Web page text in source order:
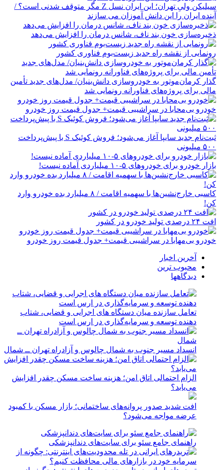
سیلیکن ولیِ تهران؛ این ایران نسل Z مگر متوقف شدنی است؟ /
آینده ایران را این دانش آموزان می سازند
ذخیره‌سازی خون بند ناف، شانس درمان را افزایش می‌دهد
رونمایی از نقشه راه جدید زیست‌بوم فناوری کشور
گذار کرمان‌موتور به خودروسازی دانش‌بنیان/ مدل‌های جدید تأمین
مالی برای پروژه‌های فناورانه رونمایی شد
خودرو بی‌محابا در سراشیبی قیمت+ جدول قیمت روز خودرو
ثبت‌نام جدید سایپا آغاز می‌شود؛ فروش کوئیک S با پیش‌پرداخت
۵۰۰ میلیونی
بازار خودرو برای خودروهای ۵-۱۰ میلیاردی آماده نیست!
کاسبی خارج‌نشین‌ها با سهمیه اقامت / ۸ میلیارد بده خودرو وارد
کن!
افت ۲۴ درصدی تولید خودرو در کشور
خودرو بی‌مهابا در سراشیبی قیمت+ جدول قیمت روز خودرو
آخرین اخبار
محبوب ترین
دیدگاهها
تعامل سازنده میان دستگاه‌ های اجرایی و قضایی، شتاب‌
دهنده توسعه و سرمایه‌گذاری در ارس است
انسداد مسیر جنوب به شمال چالوس و آزادراه تهران ــ شمال
الزام احتمالی اتاق امن؛ هزینه ساخت مسکن چقدر افزایش
می‌یابد؟
افت شدید صدور پروانه‌های ساختمانی؛ بازار مسکن با کمبود
عرضه مواجه می‌شود؟
راهنمای جامع سئو برای سایت‌های دندانپزشکی